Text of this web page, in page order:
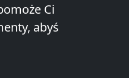
Ci
abyś